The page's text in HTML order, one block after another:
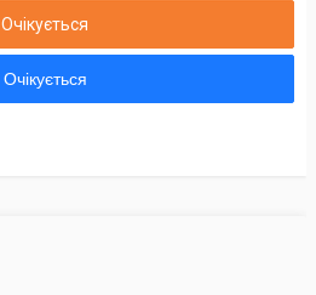
Очікується
Очікується